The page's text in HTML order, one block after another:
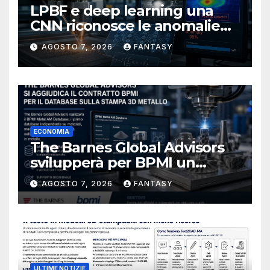
LPBF e deep learning una
CNN riconosce le anomalie
del bagno di fusione
AGOSTO 7, 2026 FANTASY
ECONOMIA
The Barnes Global Advisors
svilupperà per BPMI un
database per la stampa 3D
metallica destinata alla filiera
navale statunitense
AGOSTO 7, 2026 FANTASY
ULTIME NOTIZIE